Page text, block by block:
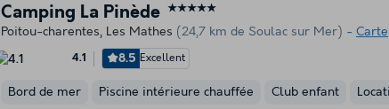
Camping La Pinède ★★★★★
Poitou-charentes, Les Mathes (24,7 km de Soulac sur Mer) Carte
4.1 8.5 Excellent
Bord de mer Piscine intérieure chauffée Club enfant